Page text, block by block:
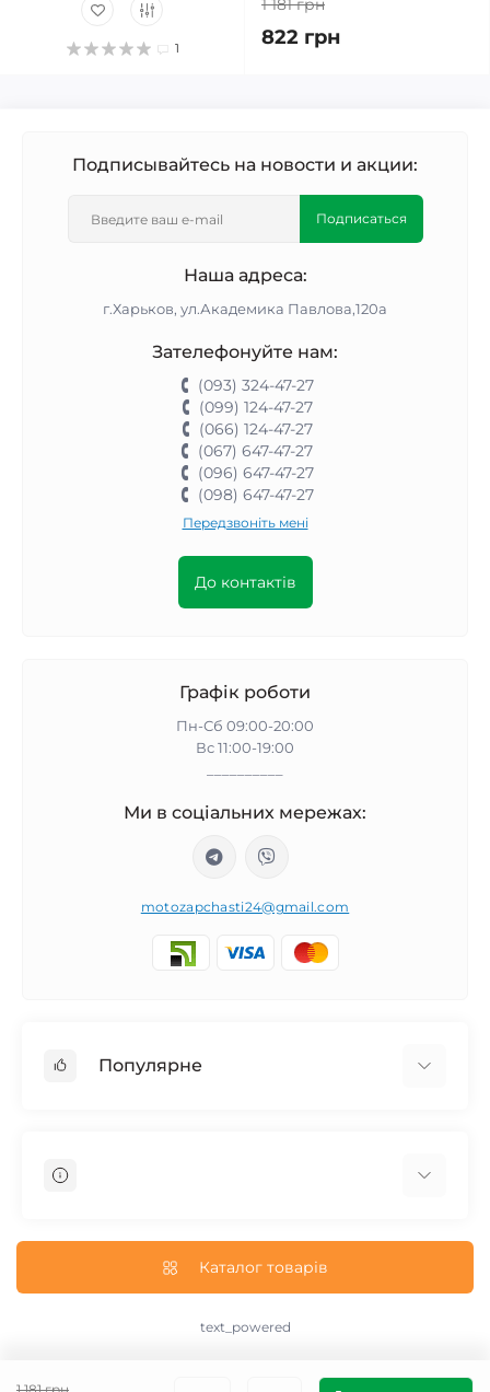
1
1 181 грн
822 грн
Подписывайтесь на новости и акции:
Подписаться
Наша адреса:
г.Харьков, ул.Академика Павлова,120а
Зателефонуйте нам:
(093) 324-47-27
(099) 124-47-27
(066) 124-47-27
(067) 647-47-27
(096) 647-47-27
(098) 647-47-27
Передзвоніть мені
До контактів
Графік роботи
Пн-Сб 09:00-20:00
Вс 11:00-19:00
Ми в соціальних мережах:
motozapchasti24@gmail.com
Популярне
Запчасти на мотоцикл Ява
Запчасти на мотоцикл Восход
Запчасти на Дельту / Delta
Запчасти на скутер Honda
Доставка и Оплата
Пользовательское соглашение
text_sitemap
Каталог товарів
text_powered